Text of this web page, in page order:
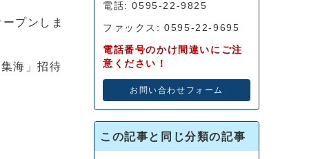
プンしま
海」招待
電話: 0595-22-9825
ファックス: 0595-22-9695
電話番号のかけ間違いにご注
意ください！
お問い合わせフォーム
この記事と同じ分類の記事